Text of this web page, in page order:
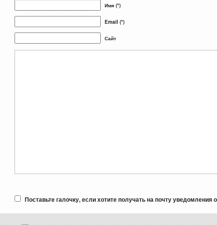
Имя (*)
Email (*)
Сайт
Поставьте галочку, если хотите получать на почту